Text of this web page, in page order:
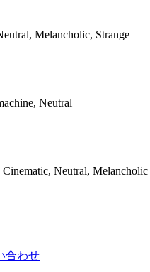
Melancholic, Strange
Neutral
Neutral, Melancholic
合わせ